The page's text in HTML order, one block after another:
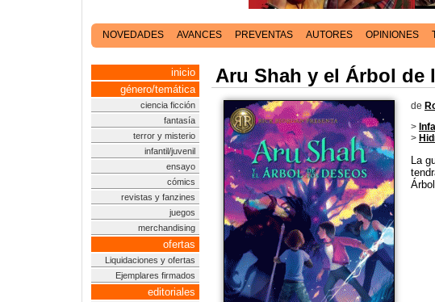
NOVEDADES AVANCES PREVENTAS AUTORES OPINIONES
inicio
género/temática
ciencia ficción
fantasía
terror y misterio
infantil/juvenil
ensayo
cómics
revistas y fanzines
juegos
merchandising
ofertas
Liquidaciones y ofertas
Ejemplares firmados
editoriales
Aru Shah y el Árbol de
de
>
>
La